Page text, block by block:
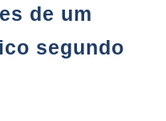
de um
segundo